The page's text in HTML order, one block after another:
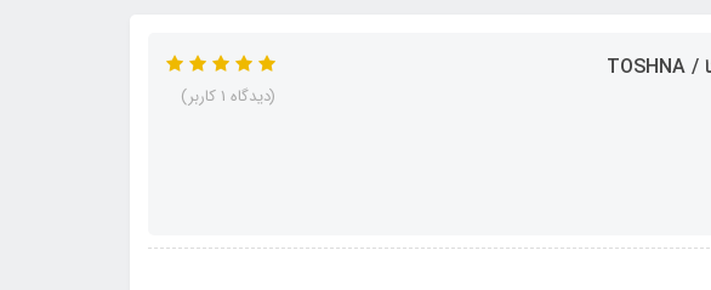
(دیدگاه 1 کاربر)